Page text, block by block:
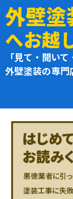
外壁
へお越
「見て・聞い
外壁塗装の専門